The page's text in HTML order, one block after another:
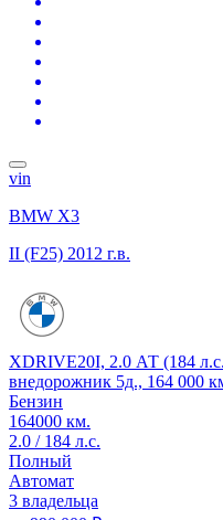
vin
BMW X3
II (F25) 2012 г.в.
XDRIVE20I, 2.0 АТ (184
внедорожник 5д., 164 000
Бензин
164000 км.
2.0 / 184 л.с.
Полный
Автомат
3 владельца